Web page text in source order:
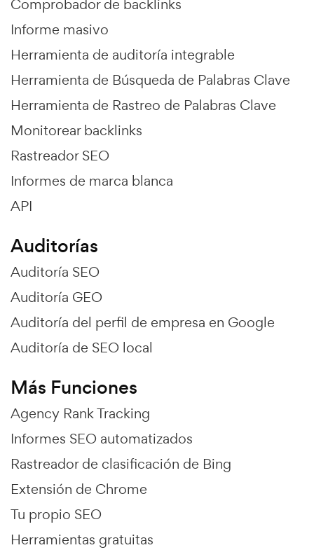
Comprobador de backlinks
Informe masivo
Herramienta de auditoría integrable
Herramienta de Búsqueda de Palabras Clave
Herramienta de Rastreo de Palabras Clave
Monitorear backlinks
Rastreador SEO
Informes de marca blanca
API
Auditorías
Auditoría SEO
Auditoría GEO
Auditoría del perfil de empresa en Google
Auditoría de SEO local
Más Funciones
Agency Rank Tracking
Informes SEO automatizados
Rastreador de clasificación de Bing
Extensión de Chrome
Tu propio SEO
Herramientas gratuitas